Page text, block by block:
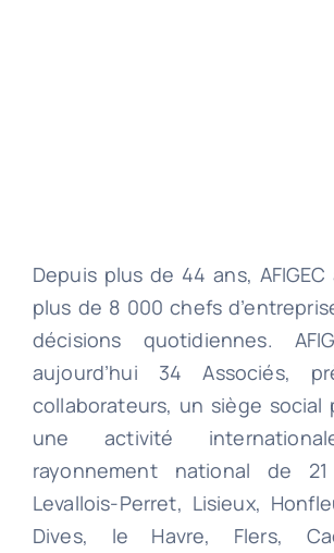
Depuis plus de 44 ans,
plus de 8 000 chefs
décisions quotidiennes.
aujourd’hui 34 Associés,
collaborateurs, un siège social
une activité
rayonnement national de
Levallois-Perret, Lisieux,
Dives, le Havre, Flers,